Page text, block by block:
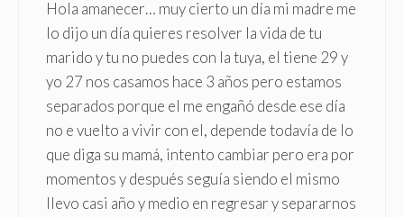
Hola amanecer… muy cierto un día mi madre me
lo dijo un día quieres resolver la vida de tu
marido y tu no puedes con la tuya, el tiene 29 y
yo 27 nos casamos hace 3 años pero estamos
separados porque el me engañó desde ese día
no e vuelto a vivir con el, depende todavía de lo
que diga su mamá, intento cambiar pero era por
momentos y después seguía siendo el mismo
llevo casi año y medio en regresar y separarnos